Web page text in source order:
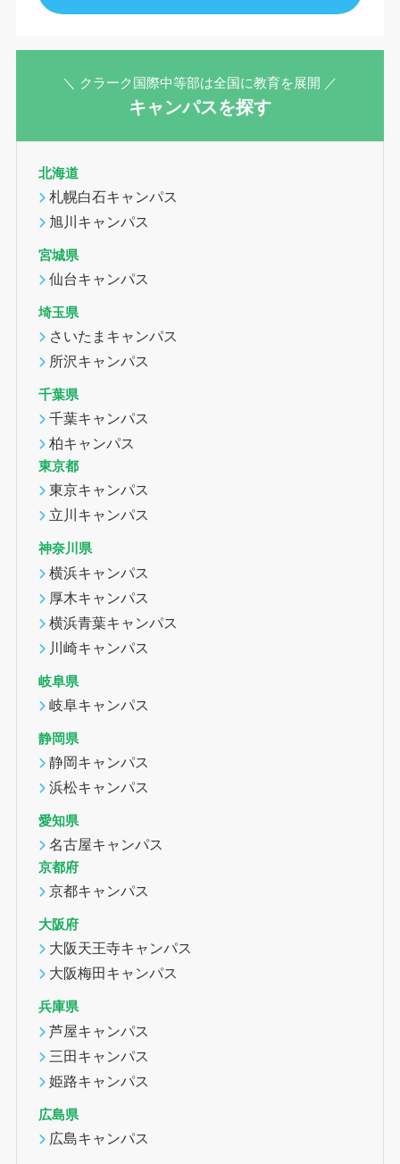
＼ クラーク国際中等部は全国に教育を展開 ／
キャンパスを探す
北海道
札幌白石キャンパス
旭川キャンパス
宮城県
仙台キャンパス
埼玉県
さいたまキャンパス
所沢キャンパス
千葉県
千葉キャンパス
柏キャンパス
東京都
東京キャンパス
立川キャンパス
神奈川県
横浜キャンパス
厚木キャンパス
横浜青葉キャンパス
川崎キャンパス
岐阜県
岐阜キャンパス
静岡県
静岡キャンパス
浜松キャンパス
愛知県
名古屋キャンパス
京都府
京都キャンパス
大阪府
大阪天王寺キャンパス
大阪梅田キャンパス
兵庫県
芦屋キャンパス
三田キャンパス
姫路キャンパス
広島県
広島キャンパス